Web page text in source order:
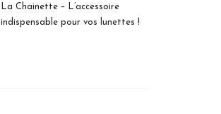
La Chainette – L’accessoire
indispensable pour vos lunettes !